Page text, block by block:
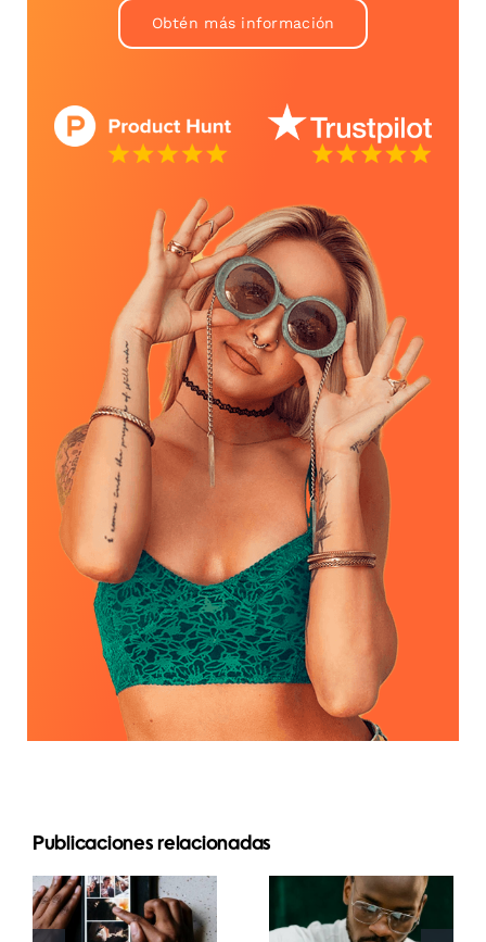
Obtén más información
Publicaciones relacionadas
Las mejores
apps para
animar fotos
mejores
estrategias
avanzadas